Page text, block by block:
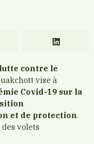
contre le
vise à
Covid-19 sur la
et de protection.
volets